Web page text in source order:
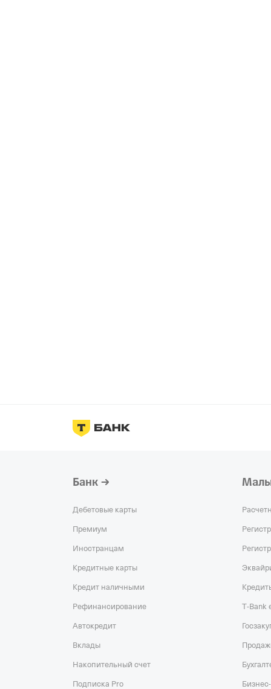
Банк
Дебетовые карты
Премиум
Иностранцам
Кредитные карты
Кредит наличными
Рефинансирование
Автокредит
Вклады
Накопительный счет
Подписка Pro
T‑Bank